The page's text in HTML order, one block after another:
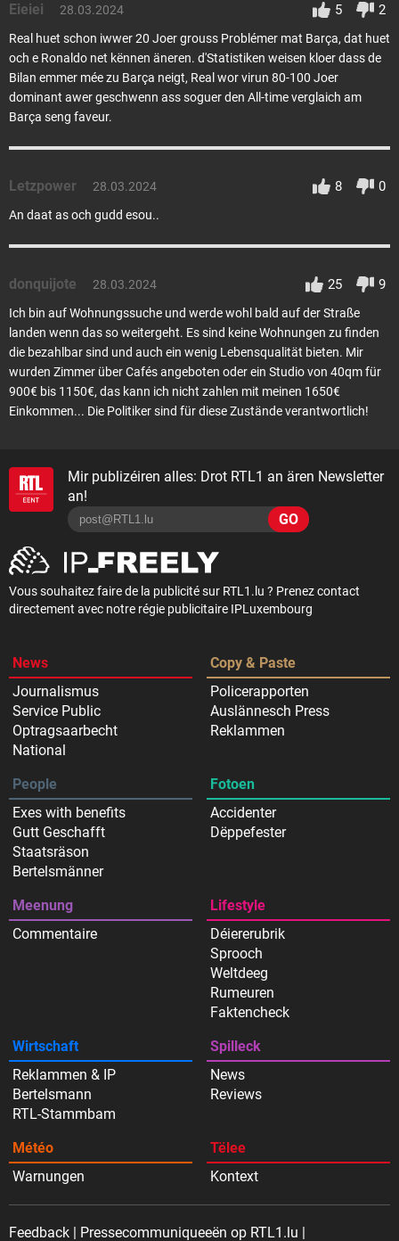
Eieiei 28.03.2024 5 2
Real huet schon iwwer 20 Joer grouss Problémer mat Barça, dat huet
och e Ronaldo net kënnen äneren. d'Statistiken weisen kloer dass de
Bilan emmer mée zu Barça neigt, Real wor virun 80-100 Joer
dominant awer geschwenn ass soguer den All-time verglaich am
Barça seng faveur.
Letzpower 28.03.2024 8 0
An daat as och gudd esou..
donquijote 28.03.2024 25 9
Ich bin auf Wohnungssuche und werde wohl bald auf der Straße
landen wenn das so weitergeht. Es sind keine Wohnungen zu finden
die bezahlbar sind und auch ein wenig Lebensqualität bieten. Mir
wurden Zimmer über Cafés angeboten oder ein Studio von 40qm für
900€ bis 1150€, das kann ich nicht zahlen mit meinen 1650€
Einkommen... Die Politiker sind für diese Zustände verantwortlich!
Mir publizéiren alles: Drot RTL1 an ären Newsletter
an!
GO
Vous souhaitez faire de la publicité sur RTL1.lu ? Prenez contact
directement avec notre régie publicitaire IPLuxembourg
News
Journalismus
Service Public
Optragsaarbecht
National
Copy & Paste
Policerapporten
Auslännesch Press
Reklammen
People
Exes with benefits
Gutt Geschafft
Staatsräson
Bertelsmänner
Fotoen
Accidenter
Dëppefester
Meenung
Commentaire
Lifestyle
Déiererubrik
Sprooch
Weltdeeg
Rumeuren
Faktencheck
Wirtschaft
Reklammen & IP
Bertelsmann
RTL-Stammbam
Spilleck
News
Reviews
Météo
Warnungen
Tëlee
Kontext
Feedback Pressecommuniqueeën op RTL1.lu